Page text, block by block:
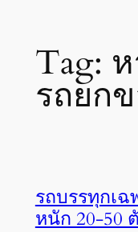
Tag:
รถยก
รถบรรทุกเ
หนัก 20-50